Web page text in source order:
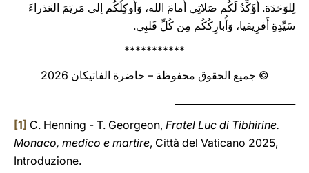
لِلوَحَدَة. أُؤَكِّدُ لَكُم صَلاتِي أَمامَ الله، وَأُوكِلُكُم إلى مَريَمَ العَذراءَ
سَيِّدِةِ أَفرِيقيا، وَأُبارِكُكُم مِن كُلِّ قَلبِي.
***********
© جميع الحقوق محفوظة – حاضرة الفاتيكان 2026
[1] C. Henning - T. Georgeon, Fratel Luc di Tibhirine.
Monaco, medico e martire, Città del Vaticano 2025,
Introduzione.